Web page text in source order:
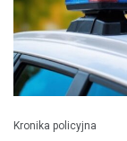
Kronika policyjna